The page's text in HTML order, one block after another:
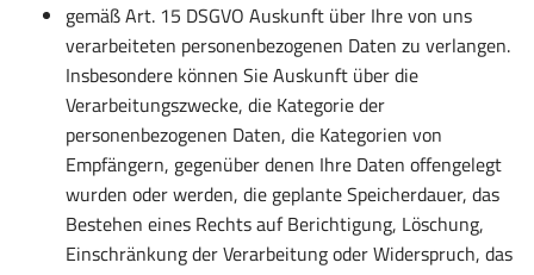
gemäß Art. 15 DSGVO Auskunft über Ihre von uns
verarbeiteten personenbezogenen Daten zu verlangen.
Insbesondere können Sie Auskunft über die
Verarbeitungszwecke, die Kategorie der
personenbezogenen Daten, die Kategorien von
Empfängern, gegenüber denen Ihre Daten offengelegt
wurden oder werden, die geplante Speicherdauer, das
Bestehen eines Rechts auf Berichtigung, Löschung,
Einschränkung der Verarbeitung oder Widerspruch, das